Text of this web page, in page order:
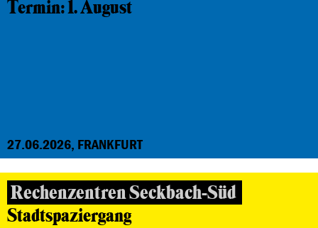
Termin: 1. August
27.06.2026, FRANKFURT
Rechenzentren Seckbach-Süd
Stadtspaziergang